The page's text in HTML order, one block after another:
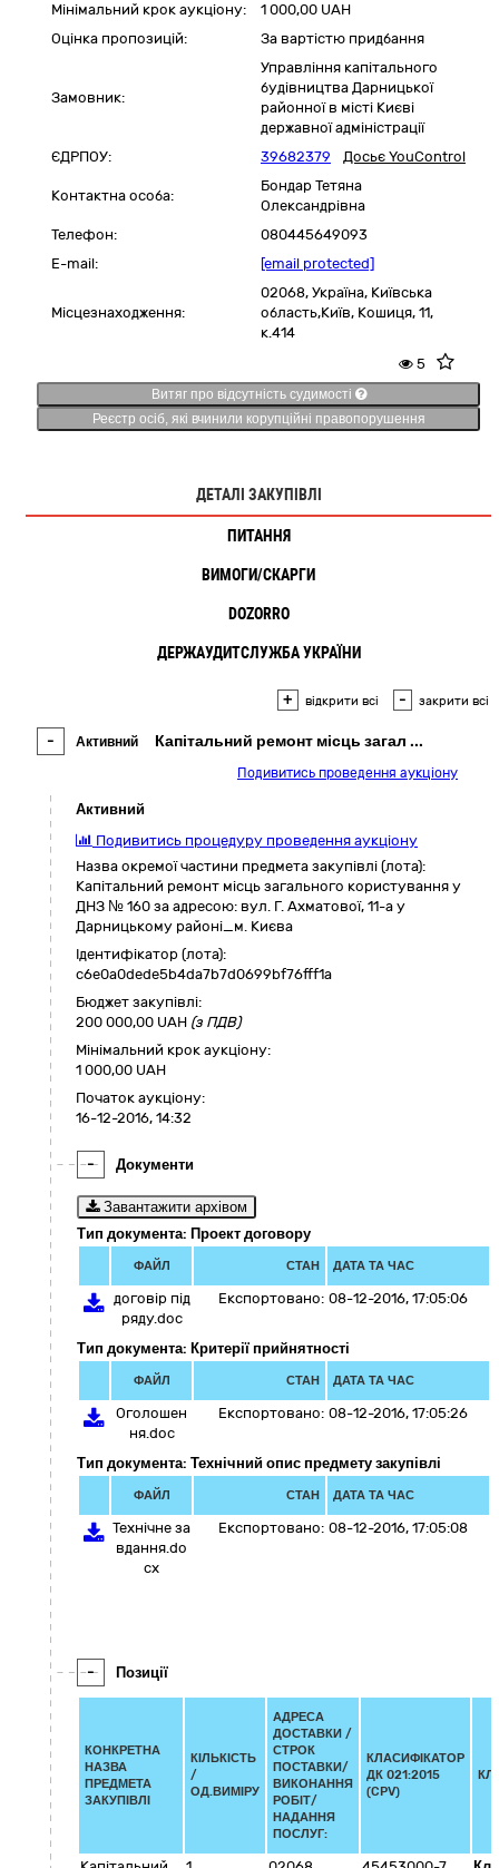
Мінімальний крок аукціону:
1 000,00 UAH
Оцінка пропозицій:
За вартістю придбання
Замовник:
Управління капітального
будівництва Дарницької
районної в місті Києві
державної адміністрації
ЄДРПОУ:
39682379 Досьє YouControl
Контактна особа:
Бондар Тетяна
Олександрівна
Телефон:
080445649093
E-mail:
[email protected]
Місцезнаходження:
02068, Україна, Київська
область,Київ, Кошиця, 11,
к.414
5
Витяг про відсутність судимості
Реєстр осіб, які вчинили корупційні правопорушення
ДЕТАЛІ ЗАКУПІВЛІ
ПИТАННЯ
ВИМОГИ/СКАРГИ
DOZORRO
ДЕРЖАУДИТСЛУЖБА УКРАЇНИ
+ відкрити всі - закрити всі
- Активний Капітальний ремонт місць загал ...
Подивитись проведення аукціону
Активний
Подивитись процедуру проведення аукціону
Назва окремої частини предмета закупівлі (лота):
Капітальний ремонт місць загального користування у
ДНЗ № 160 за адресою: вул. Г. Ахматової, 11-а у
Дарницькому районі_м. Києва
Ідентифікатор (лота):
c6e0a0dede5b4da7b7d0699bf76fff1a
Бюджет закупівлі:
200 000,00 UAH (з ПДВ)
Мінімальний крок аукціону:
1 000,00 UAH
Початок аукціону:
16-12-2016, 14:32
- Документи
Завантажити архівом
Тип документа: Проект договору
ФАЙЛ СТАН ДАТА ТА ЧАС
договір під
ряду.doc
Експортовано: 08-12-2016, 17:05:06
Тип документа: Критерії прийнятності
ФАЙЛ СТАН ДАТА ТА ЧАС
Оголошен
ня.doc
Експортовано: 08-12-2016, 17:05:26
Тип документа: Технічний опис предмету закупівлі
ФАЙЛ СТАН ДАТА ТА ЧАС
Технічне за
вдання.do
cx
Експортовано: 08-12-2016, 17:05:08
- Позиції
КОНКРЕТНА
НАЗВА
ПРЕДМЕТА
ЗАКУПІВЛІ
КІЛЬКІСТЬ
/
ОД.ВИМІРУ
АДРЕСА
ДОСТАВКИ /
СТРОК
ПОСТАВКИ/
ВИКОНАННЯ
РОБІТ/
НАДАННЯ
ПОСЛУГ:
КЛАСИФІКАТОР
ДК 021:2015
(CPV)